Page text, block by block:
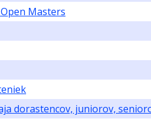
Masters
dorastencov, juniorov,